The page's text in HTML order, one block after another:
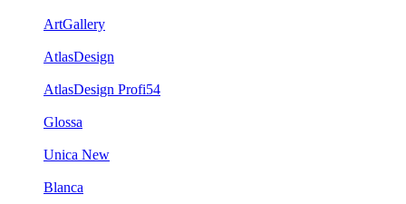
ArtGallery
AtlasDesign
AtlasDesign Profi54
Glossa
Unica New
Blanca